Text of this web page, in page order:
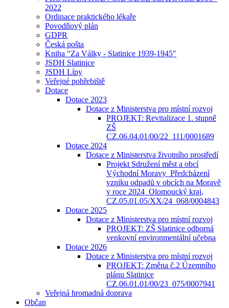
2022
Ordinace praktického lékaře
Povodňový plán
GDPR
Česká pošta
Kniha "Za Války - Slatinice 1939-1945"
JSDH Slatinice
JSDH Lípy
Veřejné pohřebiště
Dotace
Dotace 2023
Dotace z Ministerstva pro místní rozvoj
PROJEKT: Revitalizace 1. stupně
ZŠ
CZ.06.04.01/00/22_111/0001689
Dotace 2024
Dotace z Ministerstva životního prostředí
Projekt Sdružení měst a obcí
Východní Moravy_Předcházení
vzniku odpadů v obcích na Moravě
v roce 2024_Olomoucký kraj,
CZ.05.01.05/XX/24_068/0004843
Dotace 2025
Dotace z Ministerstva pro místní rozvoj
PROJEKT: ZŠ Slatinice odborná
venkovní environmentální učebna
Dotace 2026
Dotace z Ministerstva pro místní rozvoj
PROJEKT: Změna č.2 Územního
plánu Slatinice
CZ.06.01.01/00/23_075/0007941
Veřejná hromadná doprava
Občan